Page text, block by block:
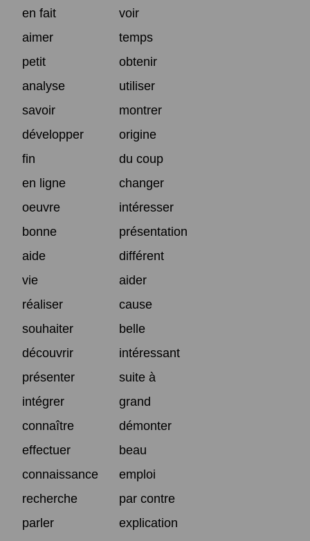
en fait
voir
aimer
temps
petit
obtenir
analyse
utiliser
savoir
montrer
développer
origine
fin
du coup
en ligne
changer
oeuvre
intéresser
bonne
présentation
aide
différent
vie
aider
réaliser
cause
souhaiter
belle
découvrir
intéressant
présenter
suite à
intégrer
grand
connaître
démonter
effectuer
beau
connaissance
emploi
recherche
par contre
parler
explication